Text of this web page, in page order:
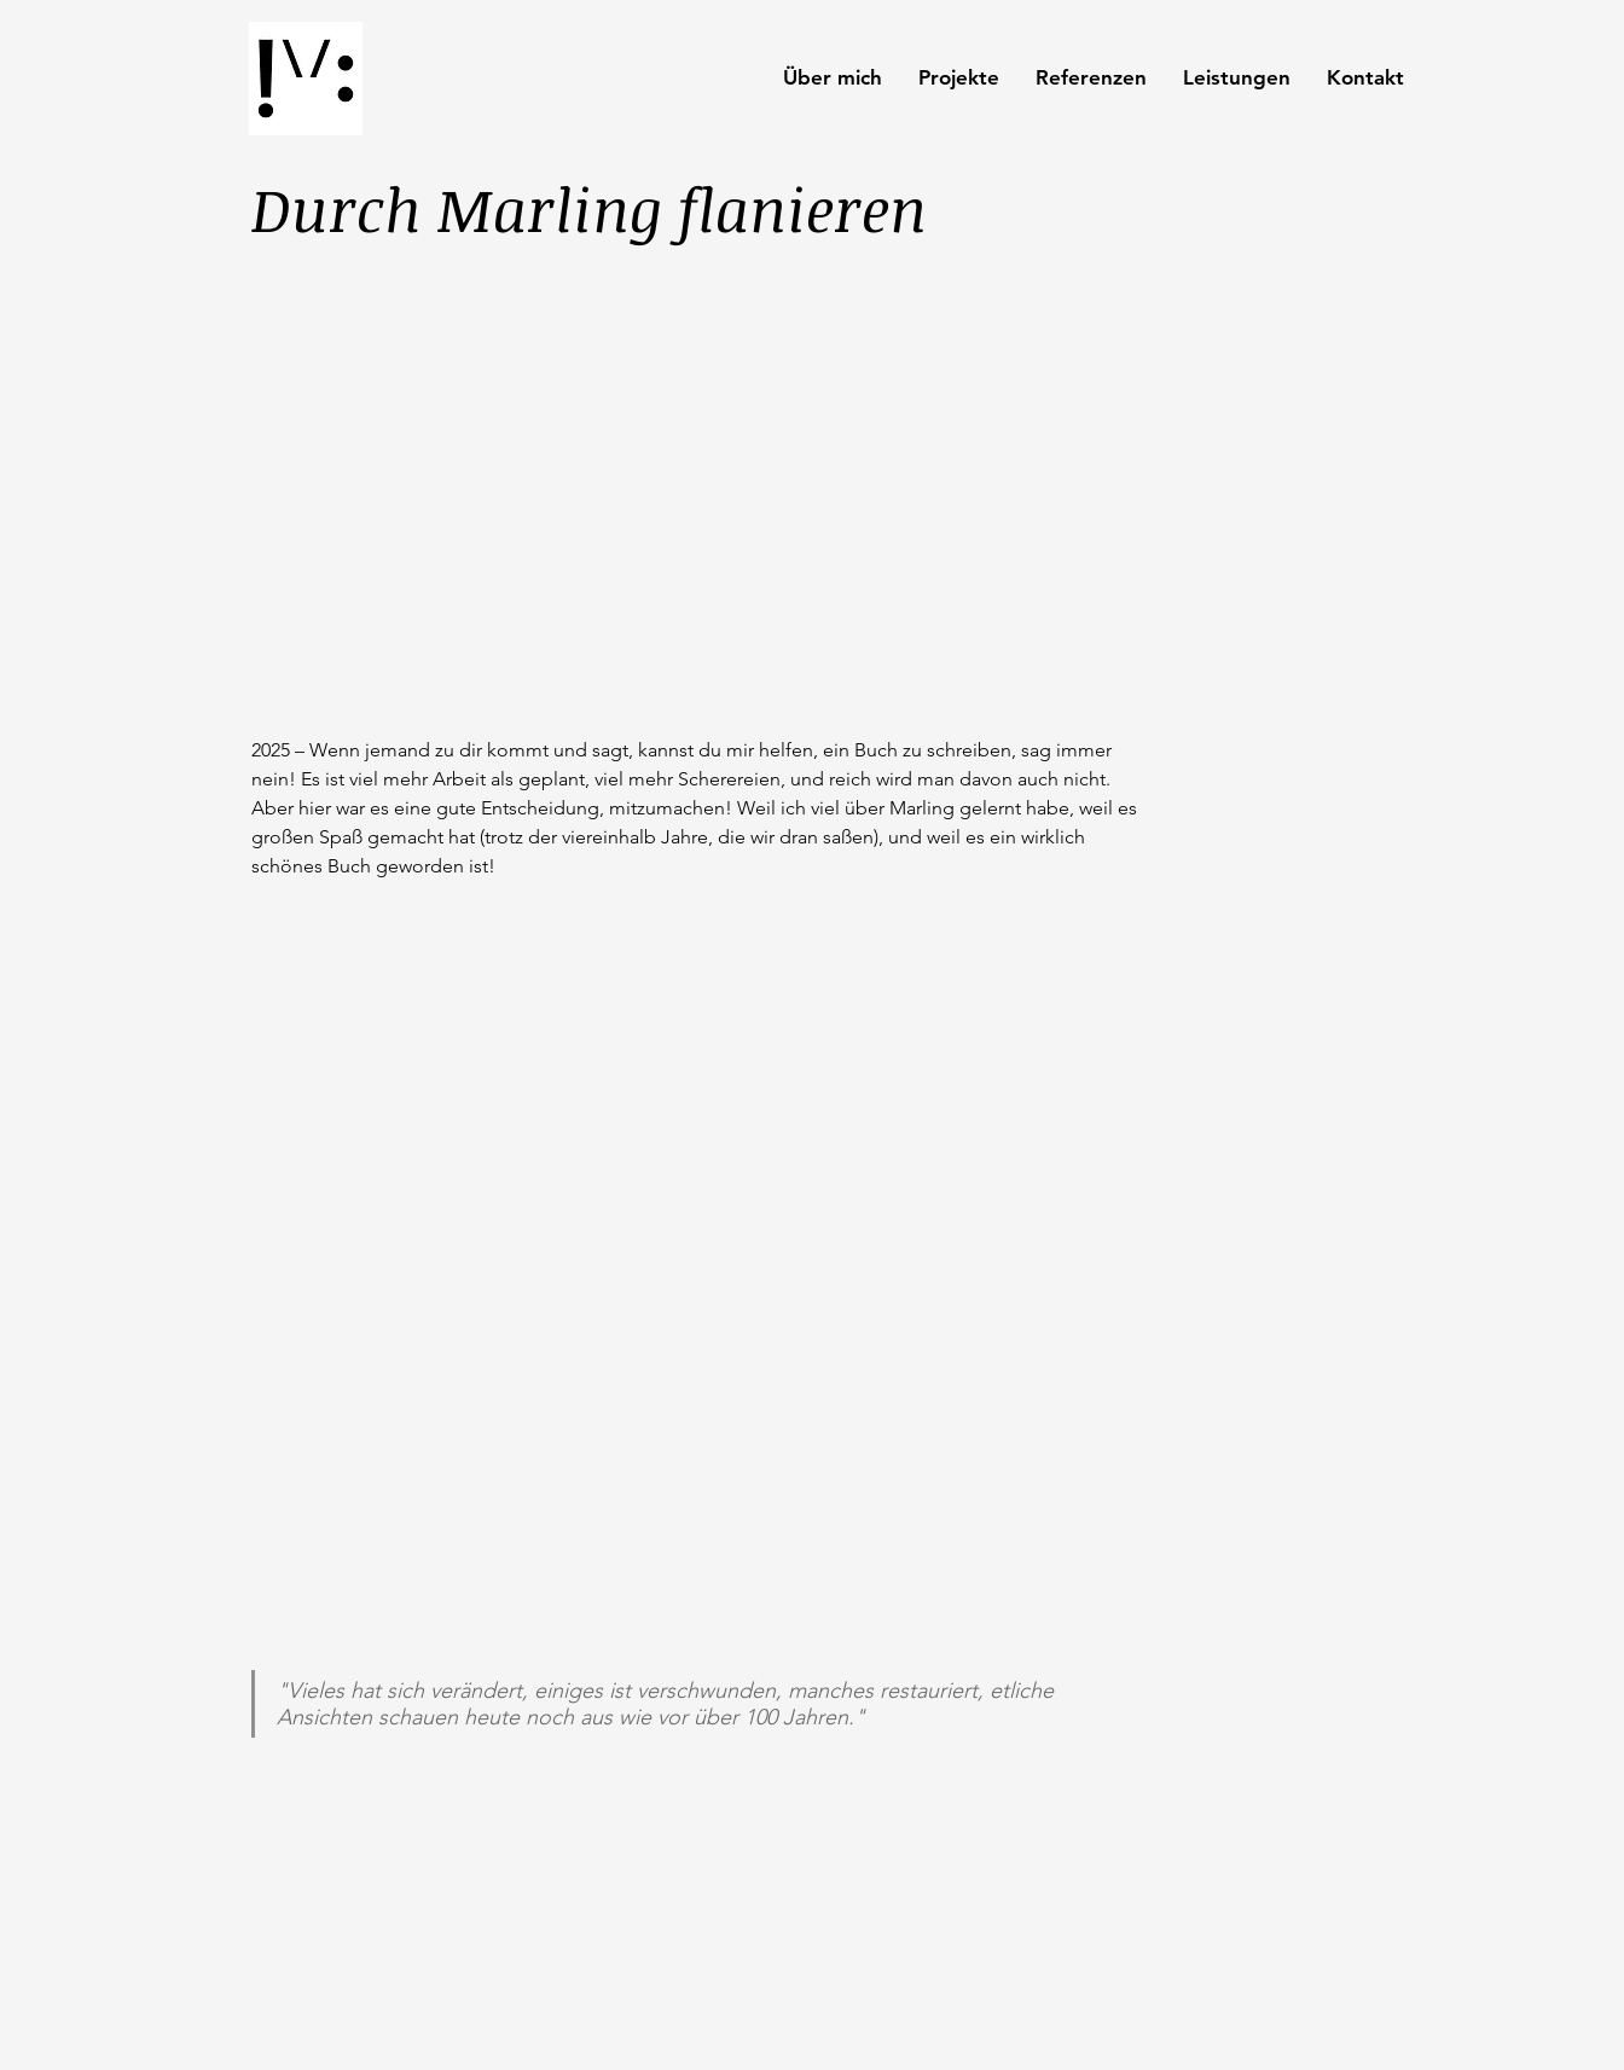
Über mich Projekte Referenzen Leistungen Kontakt
Durch Marling flanieren
2025 – Wenn jemand zu dir kommt und sagt, kannst du mir helfen, ein Buch zu schreiben, sag immer
nein! Es ist viel mehr Arbeit als geplant, viel mehr Scherereien, und reich wird man davon auch nicht.
Aber hier war es eine gute Entscheidung, mitzumachen! Weil ich viel über Marling gelernt habe, weil es
großen Spaß gemacht hat (trotz der viereinhalb Jahre, die wir dran saßen), und weil es ein wirklich
schönes Buch geworden ist!
"Vieles hat sich verändert, einiges ist verschwunden, manches restauriert, etliche
Ansichten schauen heute noch aus wie vor über 100 Jahren."